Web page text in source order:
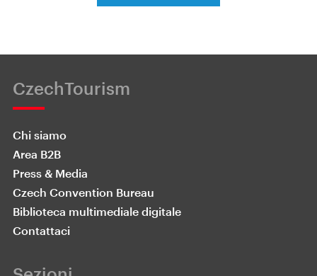
CzechTourism
Chi siamo
Area B2B
Press & Media
Czech Convention Bureau
Biblioteca multimediale digitale
Contattaci